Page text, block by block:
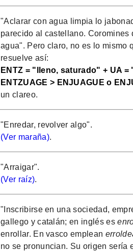
"Aclarar con agua limpia lo
parecido al castellano.
agua". Pero claro, no es lo mismo
resuelve así:
ENTZ = "lleno, saturado" + UA
ENTZUAGE > ENJUAGUE o
un clareo.
"Enredar, revolver algo".
(Ver maraña).
"Arraigar".
(Ver raíz).
"Inscribirse en una sociedad,
gallego y catalán; en inglés es
enrollar. En vasco emplean
no se pronuncian. Su origen sería